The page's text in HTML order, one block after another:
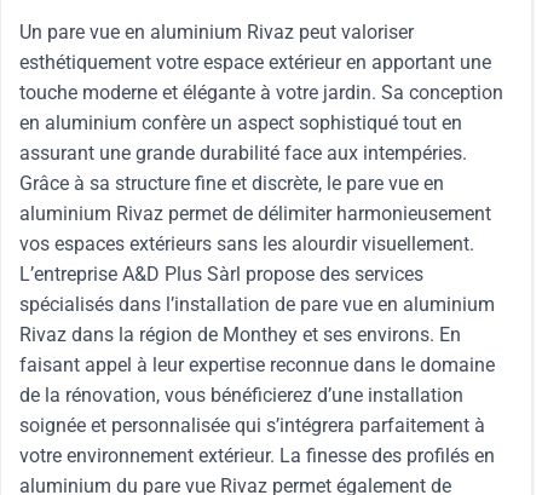
Un pare vue en aluminium Rivaz peut valoriser
esthétiquement votre espace extérieur en apportant une
touche moderne et élégante à votre jardin. Sa conception
en aluminium confère un aspect sophistiqué tout en
assurant une grande durabilité face aux intempéries.
Grâce à sa structure fine et discrète, le pare vue en
aluminium Rivaz permet de délimiter harmonieusement
vos espaces extérieurs sans les alourdir visuellement.
L’entreprise A&D Plus Sàrl propose des services
spécialisés dans l’installation de pare vue en aluminium
Rivaz dans la région de Monthey et ses environs. En
faisant appel à leur expertise reconnue dans le domaine
de la rénovation, vous bénéficierez d’une installation
soignée et personnalisée qui s’intégrera parfaitement à
votre environnement extérieur. La finesse des profilés en
aluminium du pare vue Rivaz permet également de